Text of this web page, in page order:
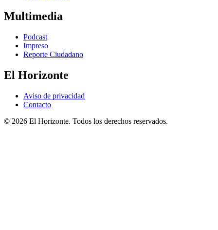
Multimedia
Podcast
Impreso
Reporte Ciudadano
El Horizonte
Aviso de privacidad
Contacto
© 2026 El Horizonte. Todos los derechos reservados.